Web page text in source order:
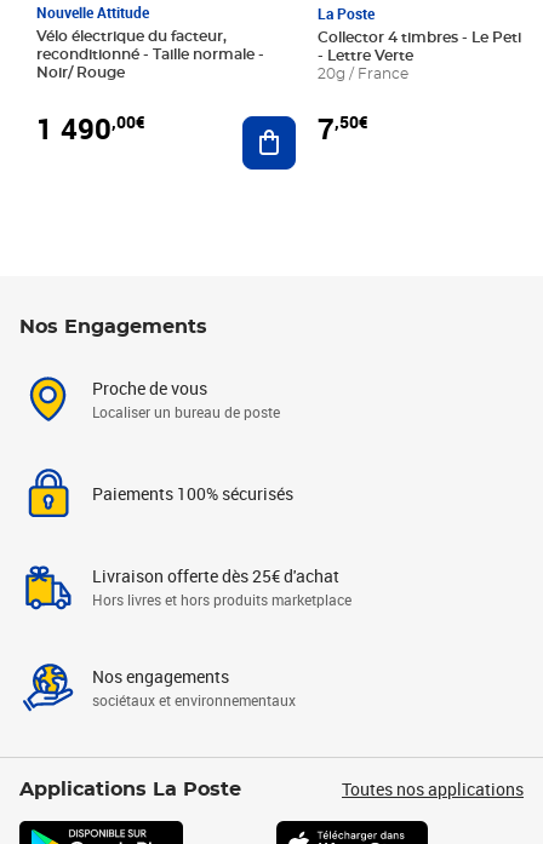
Nouvelle Attitude
Vélo électrique du facteur,
reconditionné - Taille normale -
Noir/ Rouge
1 490,00€ Ajouter au panier
La Poste
Collector 4 timbres - Le Petit
- Lettre Verte
20g / France
7,50€
Nos Engagements
Proche de vous
Localiser un bureau de poste
Paiements 100% sécurisés
Livraison offerte dès 25€ d'achat
Hors livres et hors produits marketplace
Nos engagements
sociétaux et environnementaux
Applications La Poste Toutes nos applications